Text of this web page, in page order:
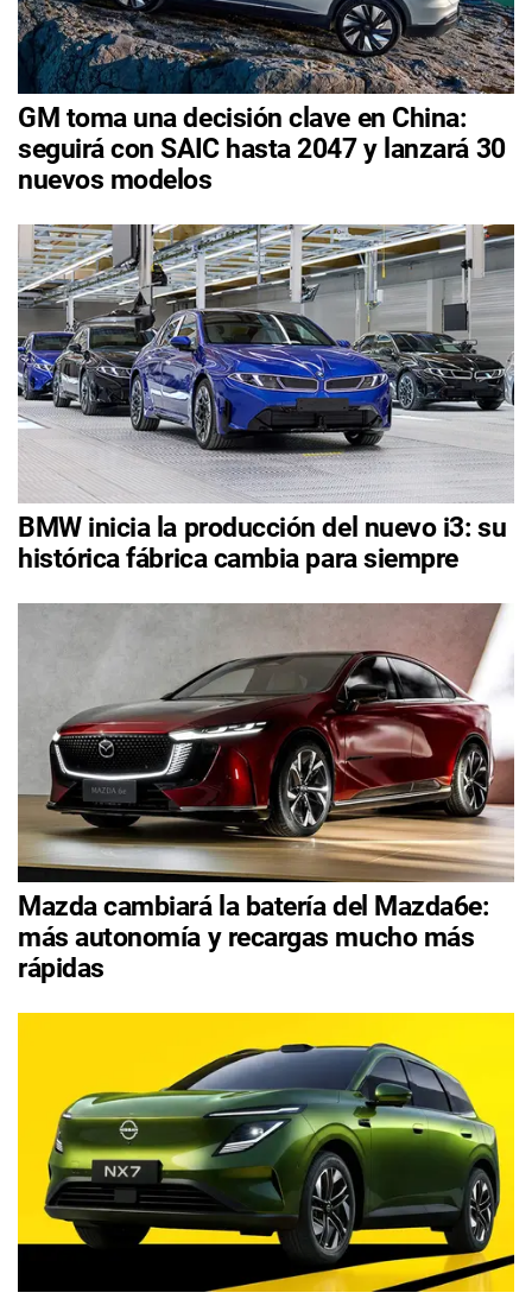
GM toma una decisión clave en China:
seguirá con SAIC hasta 2047 y lanzará 30
nuevos modelos
BMW inicia la producción del nuevo i3: su
histórica fábrica cambia para siempre
Mazda cambiará la batería del Mazda6e:
más autonomía y recargas mucho más
rápidas